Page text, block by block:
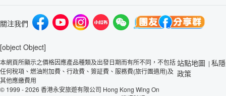
關注我們
[object Object]
本網頁所顯示之價格因應產品種類及出發日期而有所不同，不包括
任何稅項、燃油附加費、行政費、簽証費、服務費(旅行團適用)及
其他應繳費用
© 1999 - 2026 香港永安旅遊有限公司 Hong Kong Wing On
站點地圖 | 私隱
政策